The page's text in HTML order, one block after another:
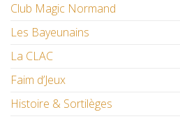
Club Magic Normand
Les Bayeunains
La CLAC
Faim d’Jeux
Histoire & Sortilèges